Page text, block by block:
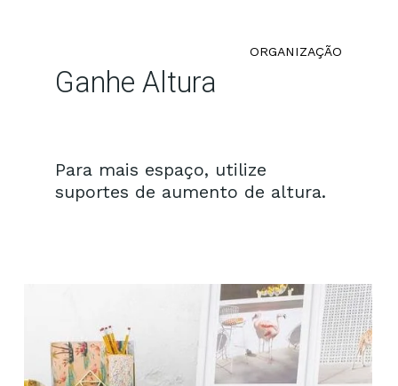
Para mais espaço, utilize
suportes de aumento de altura.
Ganhe Altura
ORGANIZAÇÃO